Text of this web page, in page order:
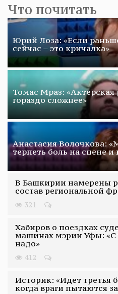
Что почитать
Юрий Лоза: «Если
сейчас – это кричалка»
Томас Мраз: «Актерская
гораздо сложнее»
Анастасия Волочкова:
терпеть боль на сцене и
В Башкирии намерены
состав региональной
321
Хабиров о поездках
машинах мэрии Уфы: «С
надо»
412
Историк: «Идет третья
когда враги пытаются